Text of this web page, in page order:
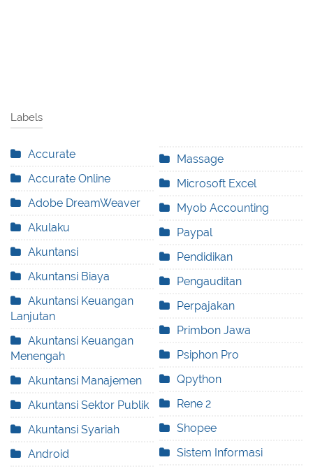
Labels
Accurate
Accurate Online
Adobe DreamWeaver
Akulaku
Akuntansi
Akuntansi Biaya
Akuntansi Keuangan
Lanjutan
Akuntansi Keuangan
Menengah
Akuntansi Manajemen
Akuntansi Sektor Publik
Akuntansi Syariah
Android
Massage
Microsoft Excel
Myob Accounting
Paypal
Pendidikan
Pengauditan
Perpajakan
Primbon Jawa
Psiphon Pro
Qpython
Rene 2
Shopee
Sistem Informasi